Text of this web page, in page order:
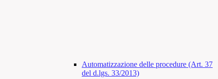
Automatizzazione delle procedure (Art. 37
del d.lgs. 33/2013)